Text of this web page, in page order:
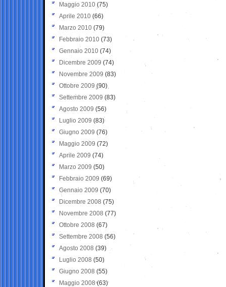
Maggio 2010 (75)
Aprile 2010 (66)
Marzo 2010 (79)
Febbraio 2010 (73)
Gennaio 2010 (74)
Dicembre 2009 (74)
Novembre 2009 (83)
Ottobre 2009 (90)
Settembre 2009 (83)
Agosto 2009 (56)
Luglio 2009 (83)
Giugno 2009 (76)
Maggio 2009 (72)
Aprile 2009 (74)
Marzo 2009 (50)
Febbraio 2009 (69)
Gennaio 2009 (70)
Dicembre 2008 (75)
Novembre 2008 (77)
Ottobre 2008 (67)
Settembre 2008 (56)
Agosto 2008 (39)
Luglio 2008 (50)
Giugno 2008 (55)
Maggio 2008(63)